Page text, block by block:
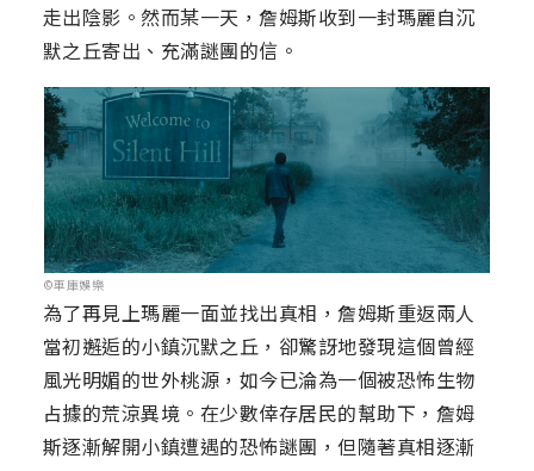
走出陰影。然而某一天，詹姆斯收到一封瑪麗自沉
默之丘寄出、充滿謎團的信。
©車庫娛樂
為了再見上瑪麗一面並找出真相，詹姆斯重返兩人
當初邂逅的小鎮沉默之丘，卻驚訝地發現這個曾經
風光明媚的世外桃源，如今已淪為一個被恐怖生物
占據的荒涼異境。在少數倖存居民的幫助下，詹姆
斯逐漸解開小鎮遭遇的恐怖謎團，但隨著真相逐漸